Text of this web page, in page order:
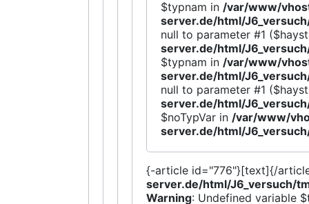
$typnam in /var/www/
server.de/html/
null to parameter #1
server.de/html/
$typnam in /var/www/
server.de/html/
null to parameter #1
server.de/html/
$noTypVar in /var/www/
server.de/html/
{-article id="776"}[text]{/
server.de/html/J6_versuch/
Warning: Undefined variable